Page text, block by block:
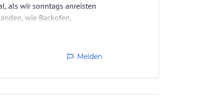
als wir sonntags anreisten
wie Backofen,
Melden